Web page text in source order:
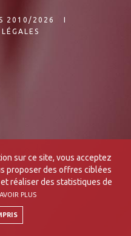
2010/2026 I
sur ce site, vous acceptez
proposer des offres ciblées
réaliser des statistiques de
PLUS